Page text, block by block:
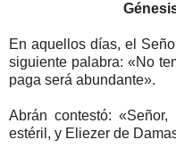
En aquellos días, el
siguiente palabra: «No
paga será abundante».
Abrán contestó:
estéril, y Eliezer de